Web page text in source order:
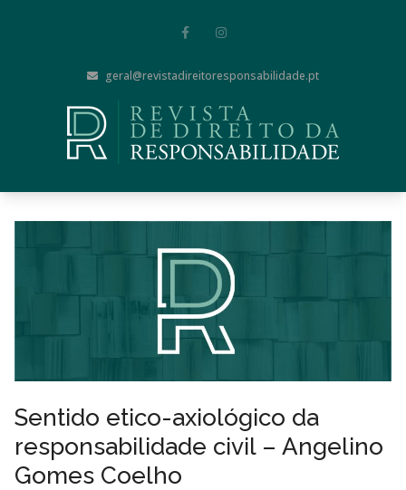
geral@revistadireitoresponsabilidade.pt
Sentido etico-axiológico da
responsabilidade civil – Angelino
Gomes Coelho